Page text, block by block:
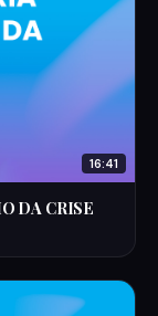
16:41
DA CRISE